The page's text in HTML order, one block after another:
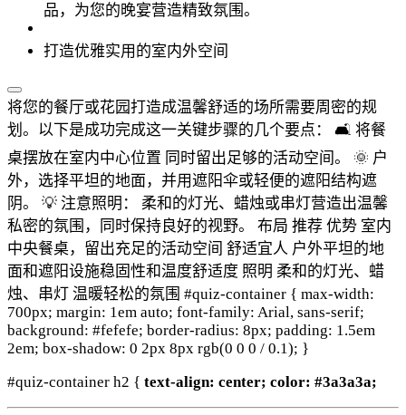
品，为您的晚宴营造精致氛围。
打造优雅实用的室内外空间
将您的餐厅或花园打造成温馨舒适的场所需要周密的规
划。以下是成功完成这一关键步骤的几个要点： 🛋️ 将餐
桌摆放在室内中心位置 同时留出足够的活动空间。 🌞 户
外，选择平坦的地面，并用遮阳伞或轻便的遮阳结构遮
阴。 💡 注意照明： 柔和的灯光、蜡烛或串灯营造出温馨
私密的氛围，同时保持良好的视野。 布局 推荐 优势 室内
中央餐桌，留出充足的活动空间 舒适宜人 户外平坦的地
面和遮阳设施稳固性和温度舒适度 照明 柔和的灯光、蜡
烛、串灯 温暖轻松的氛围 #quiz-container { max-width:
700px; margin: 1em auto; font-family: Arial, sans-serif;
background: #fefefe; border-radius: 8px; padding: 1.5em
2em; box-shadow: 0 2px 8px rgb(0 0 0 / 0.1); }
#quiz-container h2 { text-align: center; color: #3a3a3a;